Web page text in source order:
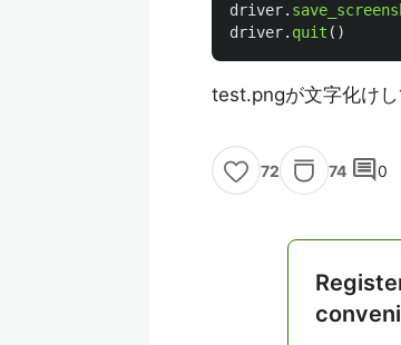
driver.
driver. quit ()
test.pngが文字化けし
72 74 comment0